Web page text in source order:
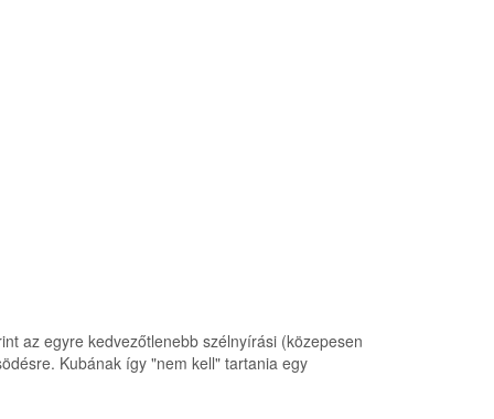
az egyre kedvezőtlenebb szélnyírási (közepesen
Kubának így "nem kell" tartania egy